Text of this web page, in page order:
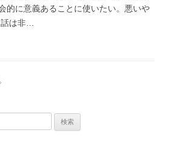
的に意義あることに使いたい。悪いや
話は非…